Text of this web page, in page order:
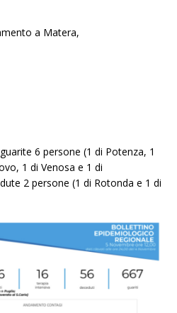
a Matera,
6 persone (1 di Potenza, 1
1 di Venosa e 1 di
2 persone (1 di Rotonda e 1 di